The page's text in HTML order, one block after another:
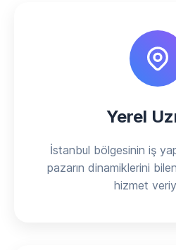
Yerel
İstanbul bölgesinin iş
pazarın dinamiklerini
hizmet